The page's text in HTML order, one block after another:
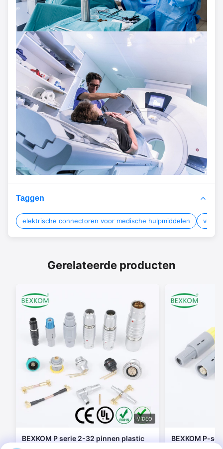
Taggen
elektrische connectoren voor medische hulpmiddelen
Gerelateerde producten
VIDEO
BEXKOM P serie 2-32 pinnen plastic
BEXKOM P-